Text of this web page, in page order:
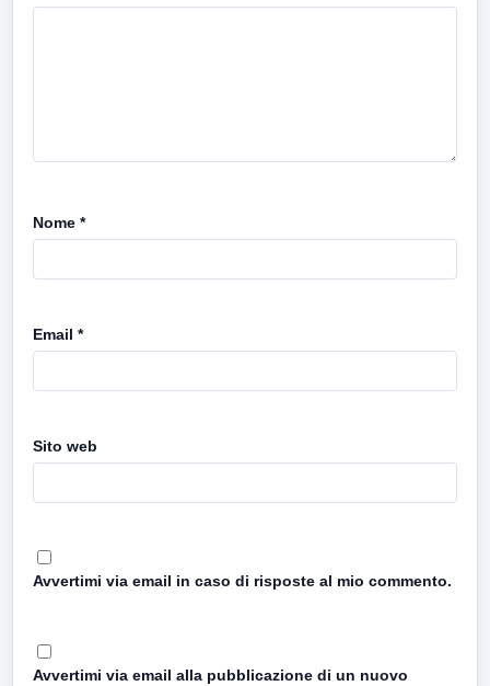
Nome *
Email *
Sito web
Avvertimi via email in caso di risposte al mio commento.
Avvertimi via email alla pubblicazione di un nuovo